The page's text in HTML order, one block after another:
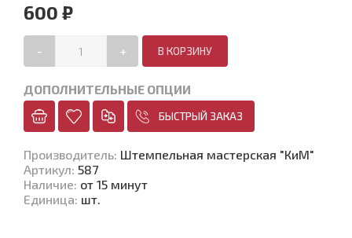
600 ₽
- +
ДОПОЛНИТЕЛЬНЫЕ ОПЦИИ
БЫСТРЫЙ ЗАКАЗ
Производитель: Штемпельная мастерская "КиМ"
Артикул: 587
Наличие: от 15 минут
Единица: шт.